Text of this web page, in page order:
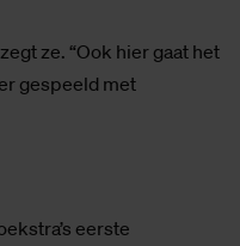
ze. “Ook hier gaat het
gespeeld met
eerste